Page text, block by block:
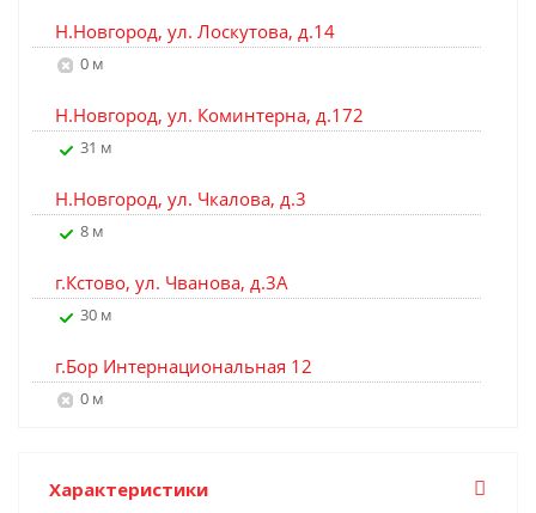
Н.Новгород, ул. Лоскутова, д.14
0 м
Н.Новгород, ул. Коминтерна, д.172
31 м
Н.Новгород, ул. Чкалова, д.3
8 м
г.Кстово, ул. Чванова, д.3А
30 м
г.Бор Интернациональная 12
0 м
Характеристики